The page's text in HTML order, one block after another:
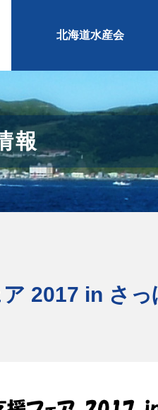
北海道水産会
報
2017 in さ